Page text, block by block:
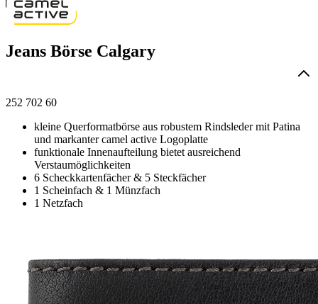
Jeans Börse Calgary
252 702 60
kleine Querformatbörse aus robustem Rindsleder mit Patina
und markanter camel active Logoplatte
funktionale Innenaufteilung bietet ausreichend
Verstaumöglichkeiten
6 Scheckkartenfächer & 5 Steckfächer
1 Scheinfach & 1 Münzfach
1 Netzfach